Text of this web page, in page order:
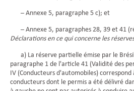
– Annexe 5, paragraphe 5 c); et
– Annexe 5, paragraphes 28, 39 et 41
Déclarations en ce qui concerne les
a) La réserve partielle émise par le
paragraphe 1 de l'article 41 (Validité des
IV (Conducteurs d'automobiles) correspond
conducteurs dont le permis a été délivré